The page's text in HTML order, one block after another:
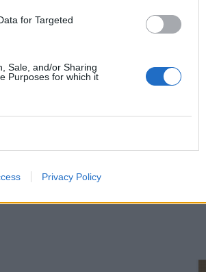
for Targeted
Sale, and/or Sharing
Purposes for which it
Privacy Policy
«ενεργοί αγρότες» – Τι θα
κρίνει τις αγροτικές